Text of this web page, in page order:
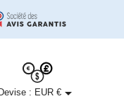
Devise : EUR €